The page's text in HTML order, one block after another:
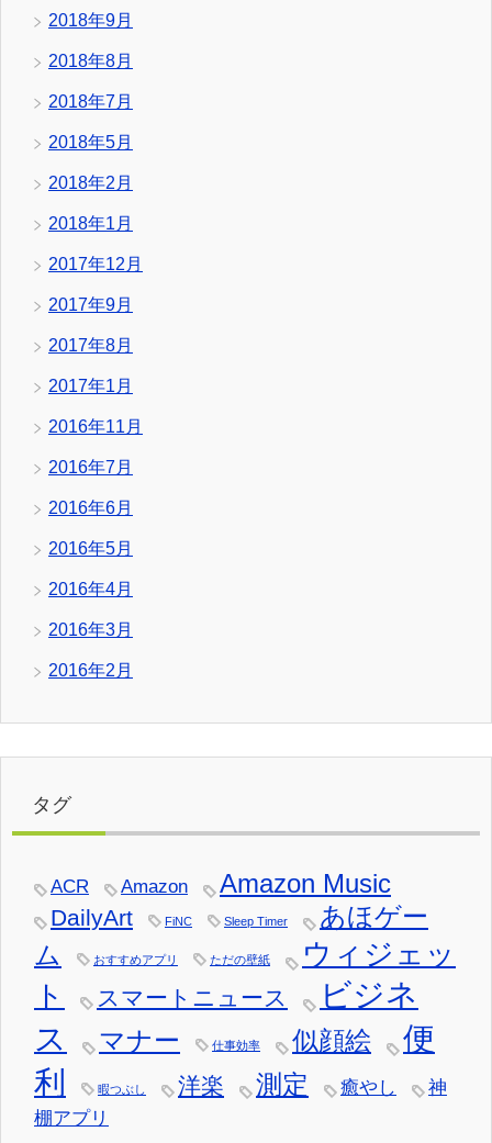
2018年9月
2018年8月
2018年7月
2018年5月
2018年2月
2018年1月
2017年12月
2017年9月
2017年8月
2017年1月
2016年11月
2016年7月
2016年6月
2016年5月
2016年4月
2016年3月
2016年2月
タグ
ACR Amazon Amazon Music
DailyArt FiNC Sleep Timer
あほゲー
ム
おすすめアプリ ただの壁紙
ウィジェッ
ト
スマートニュース
ビジネ
ス
マナー 仕事効率 似顔絵
便
利
暇つぶし 洋楽 測定 癒やし
神
棚アプリ